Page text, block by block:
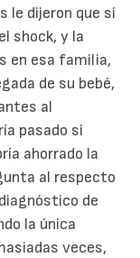
le dijeron que sí
shock, y la
en esa familia,
de su bebé,
al
pasado si
ahorrado la
al respecto
de
la única
veces,